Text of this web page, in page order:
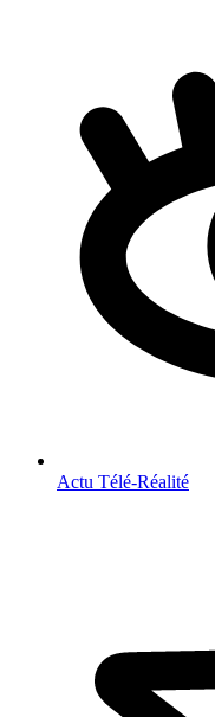
Actu Télé-Réalité